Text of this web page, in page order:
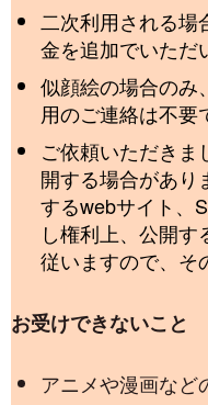
二次利用される場
金を追加でいただ
似顔絵の場合のみ
用のご連絡は不要
ご依頼いただきま
開する場合があり
するwebサイト、
し権利上、公開
従いますので、そ
お受けできないこと
アニメや漫画など